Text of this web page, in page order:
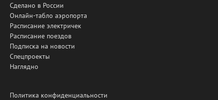
Сделано в России
Онлайн-табло аэропорта
Расписание электричек
Расписание поездов
Подписка на новости
Спецпроекты
Наглядно
Политика конфиденциальности